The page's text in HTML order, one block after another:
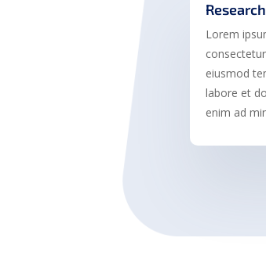
Lorem
eiusmod
labore et
enim ad